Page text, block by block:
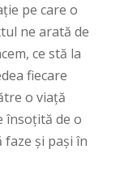
pe care o
ne arată de
ce stă la
fiecare
o viață
însoțită de o
faze și pași în